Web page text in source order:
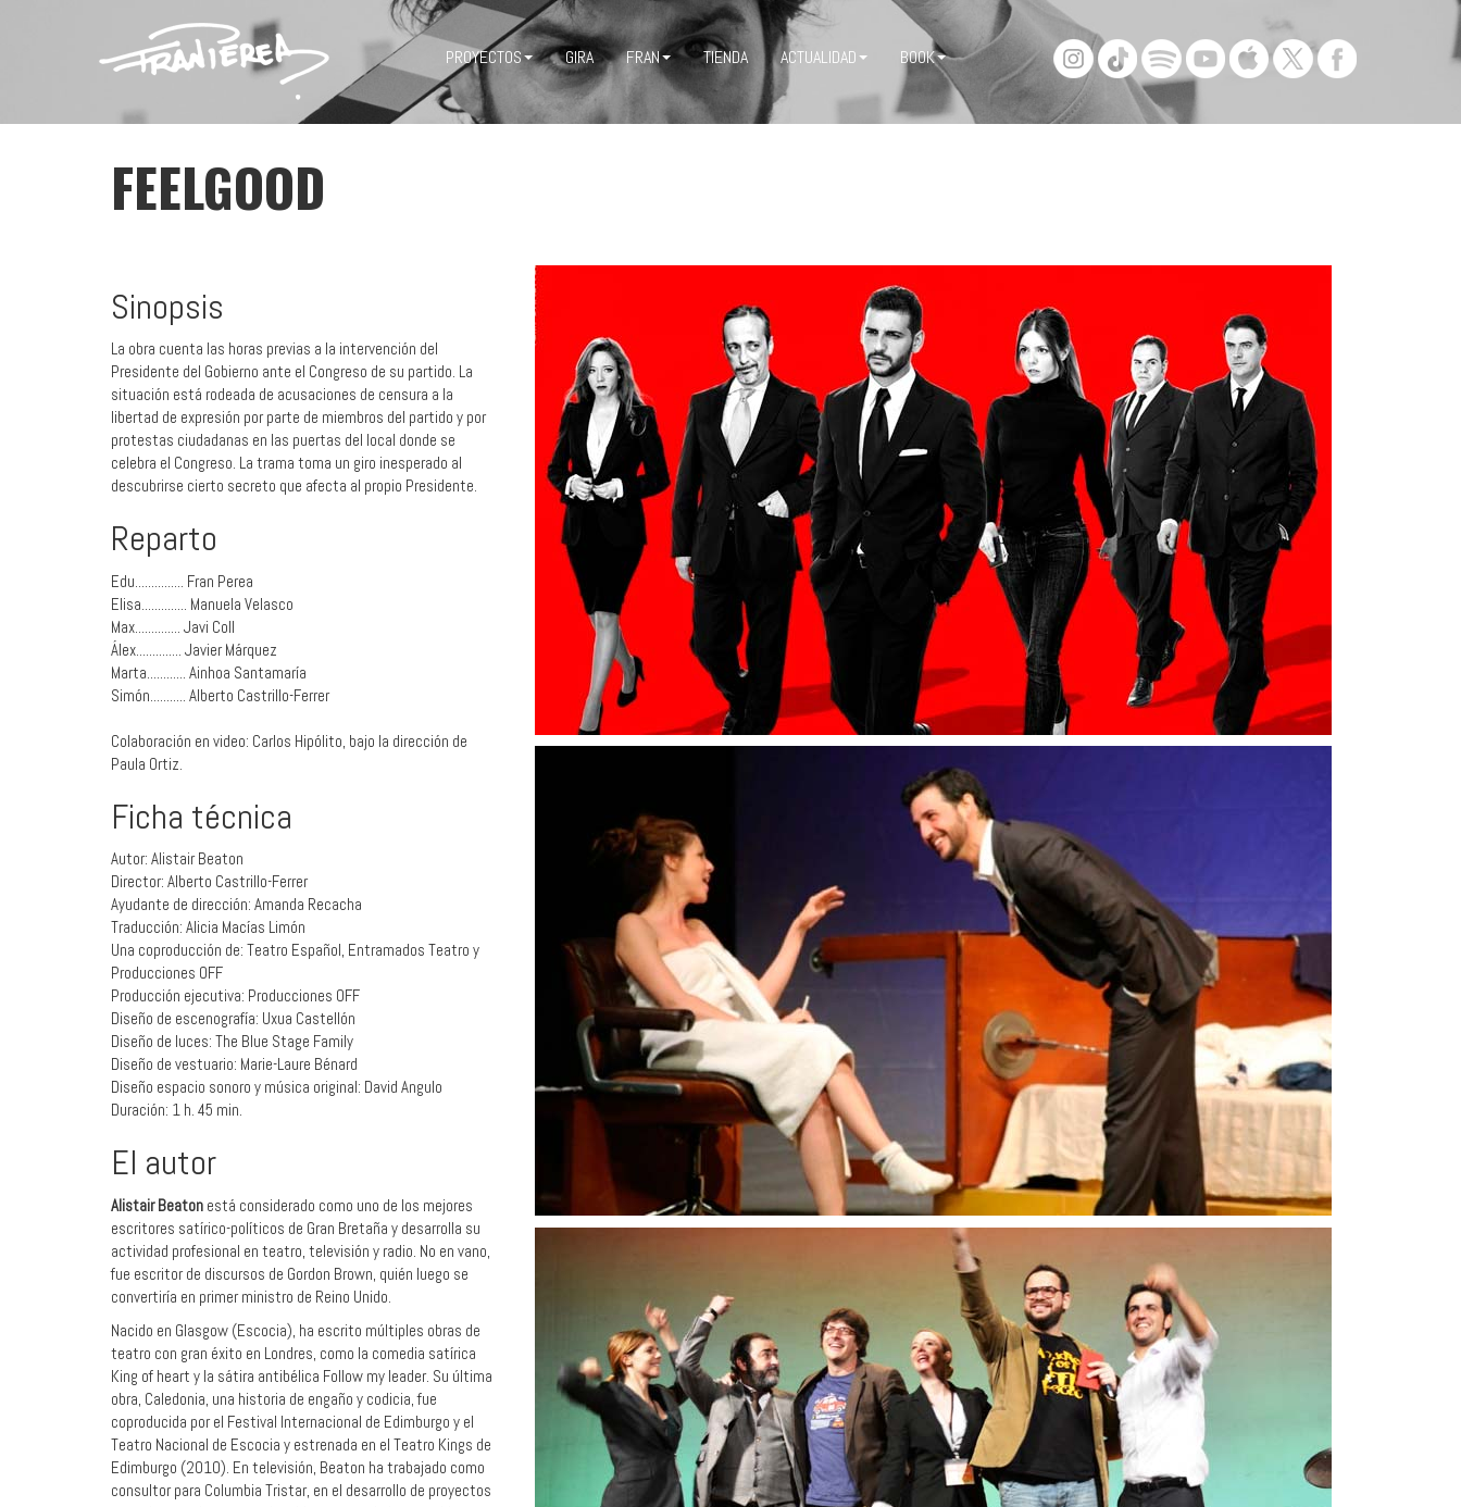
PROYECTOS GIRA FRAN TIENDA ACTUALIDAD BOOK
FEELGOOD
Sinopsis
La obra cuenta las horas previas a la intervención del
Presidente del Gobierno ante el Congreso de su partido. La
situación está rodeada de acusaciones de censura a la
libertad de expresión por parte de miembros del partido y por
protestas ciudadanas en las puertas del local donde se
celebra el Congreso. La trama toma un giro inesperado al
descubrirse cierto secreto que afecta al propio Presidente.
Reparto
Edu............... Fran Perea
Elisa.............. Manuela Velasco
Max.............. Javi Coll
Álex.............. Javier Márquez
Marta............ Ainhoa Santamaría
Simón........... Alberto Castrillo-Ferrer
Colaboración en video: Carlos Hipólito, bajo la dirección de
Paula Ortiz.
Ficha técnica
Autor: Alistair Beaton
Director: Alberto Castrillo-Ferrer
Ayudante de dirección: Amanda Recacha
Traducción: Alicia Macías Limón
Una coproducción de: Teatro Español, Entramados Teatro y
Producciones OFF
Producción ejecutiva: Producciones OFF
Diseño de escenografía: Uxua Castellón
Diseño de luces: The Blue Stage Family
Diseño de vestuario: Marie-Laure Bénard
Diseño espacio sonoro y música original: David Angulo
Duración: 1 h. 45 min.
El autor
Alistair Beaton está considerado como uno de los mejores
escritores satírico-políticos de Gran Bretaña y desarrolla su
actividad profesional en teatro, televisión y radio. No en vano,
fue escritor de discursos de Gordon Brown, quién luego se
convertiría en primer ministro de Reino Unido.
Nacido en Glasgow (Escocia), ha escrito múltiples obras de
teatro con gran éxito en Londres, como la comedia satírica
King of heart y la sátira antibélica Follow my leader. Su última
obra, Caledonia, una historia de engaño y codicia, fue
coproducida por el Festival Internacional de Edimburgo y el
Teatro Nacional de Escocia y estrenada en el Teatro Kings de
Edimburgo (2010). En televisión, Beaton ha trabajado como
consultor para Columbia Tristar, en el desarrollo de proyectos